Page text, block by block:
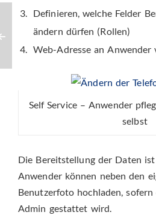
Definieren, welche Felder
ändern dürfen (Rollen)
Web-Adresse an Anwender
Self Service – Anwender
selbst
Die Bereitstellung der Daten
Anwender können neben den
Benutzerfoto hochladen,
Admin gestattet wird.